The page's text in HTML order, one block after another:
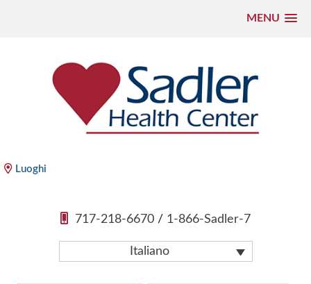
MENU
Luoghi
717-218-6670 / 1-866-Sadler-7
Italiano